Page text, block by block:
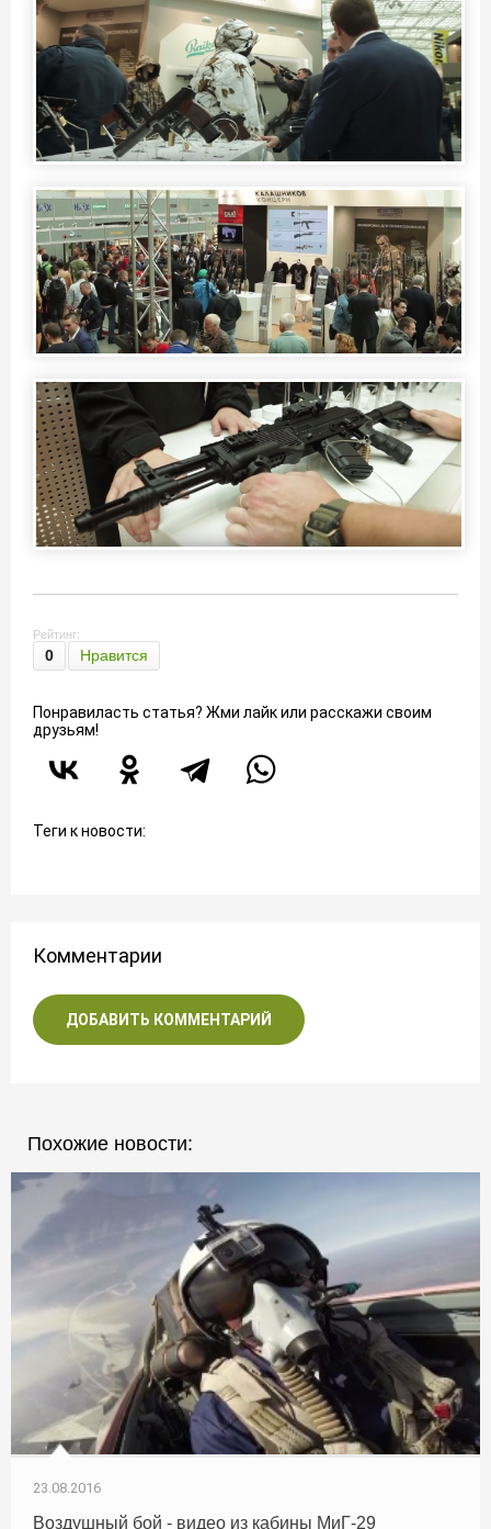
Рейтинг:
0 Нравится
Понравиласть статья? Жми лайк или расскажи своим
друзьям!
Теги к новости:
Комментарии
ДОБАВИТЬ КОММЕНТАРИЙ
Похожие новости:
23.08.2016
Воздушный бой - видео из кабины МиГ-29